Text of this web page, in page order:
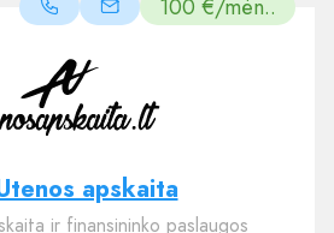
100 €/mėn..
apskaita
ir finansininko paslaugos